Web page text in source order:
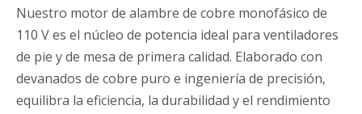
Nuestro motor de alambre de cobre monofásico de
110 V es el núcleo de potencia ideal para ventiladores
de pie y de mesa de primera calidad. Elaborado con
devanados de cobre puro e ingeniería de precisión,
equilibra la eficiencia, la durabilidad y el rendimiento